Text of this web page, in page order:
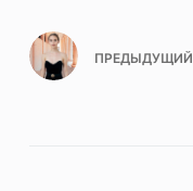
ПРЕДЫДУЩИЙ